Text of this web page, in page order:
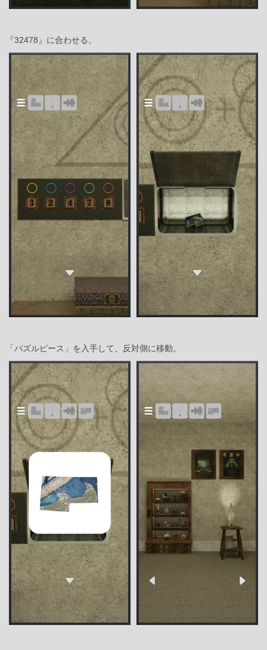
『32478』に合わせる。
「パズルピース」を入手して、反対側に移動。